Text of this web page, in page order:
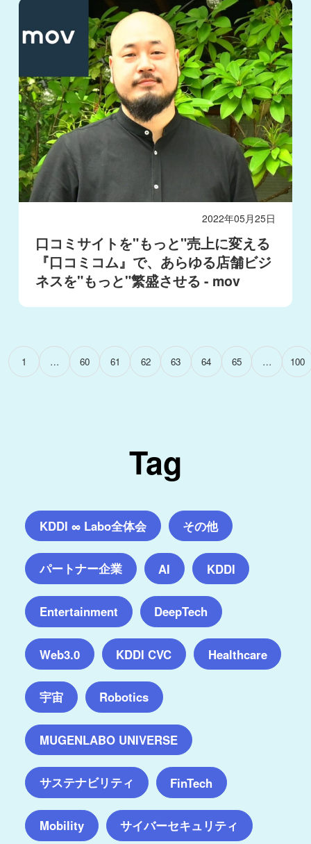
2022年05月25日
口コミサイトを"もっと"売上に変える
『口コミコム』で、あらゆる店舗ビジ
ネスを"もっと"繁盛させる - mov
1 … 60 61 62 63 64 65 … 100
Tag
KDDI ∞ Labo全体会 その他
パートナー企業 AI KDDI
Entertainment DeepTech
Web3.0 KDDI CVC Healthcare
宇宙 Robotics
MUGENLABO UNIVERSE
サステナビリティ FinTech
Mobility サイバーセキュリティ